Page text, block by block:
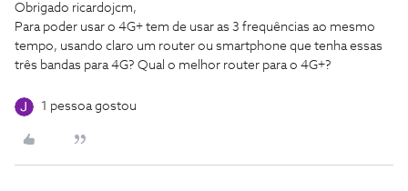
Obrigado ricardojcm,
Para poder usar o 4G+ tem de usar as 3 frequências ao mesmo
tempo, usando claro um router ou smartphone que tenha essas
três bandas para 4G? Qual o melhor router para o 4G+?
1 pessoa gostou